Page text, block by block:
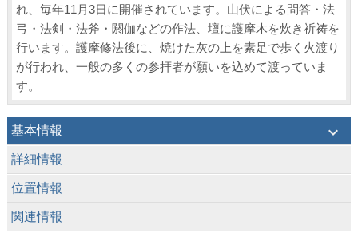
れ、毎年11月3日に開催されています。山伏による問答・法
弓・法剣・法斧・閼伽などの作法、壇に護摩木を炊き祈祷を
行います。護摩修法後に、焼けた灰の上を素足で歩く火渡り
が行われ、一般の多くの参拝者が願いを込めて渡っていま
す。
基本情報 keyboard_arrow_down
詳細情報
位置情報
関連情報